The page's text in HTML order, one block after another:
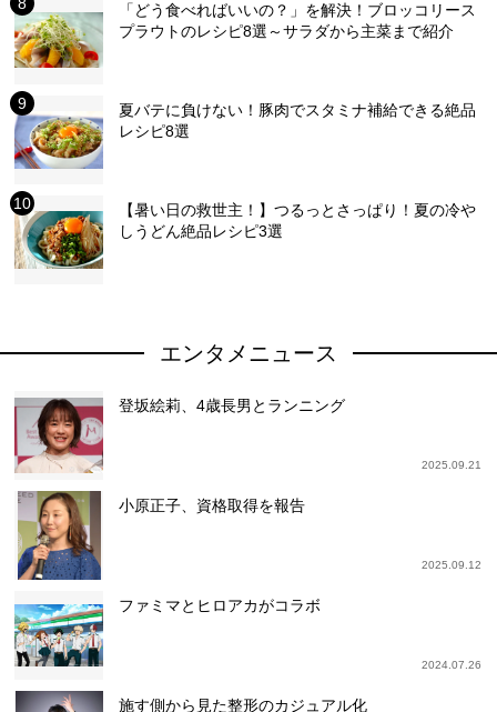
「どう食べればいいの？」を解決！ブロッコリース
プラウトのレシピ8選～サラダから主菜まで紹介
夏バテに負けない！豚肉でスタミナ補給できる絶品
レシピ8選
【暑い日の救世主！】つるっとさっぱり！夏の冷や
しうどん絶品レシピ3選
エンタメニュース
登坂絵莉、4歳長男とランニング
2025.09.21
小原正子、資格取得を報告
2025.09.12
ファミマとヒロアカがコラボ
2024.07.26
施す側から見た整形のカジュアル化